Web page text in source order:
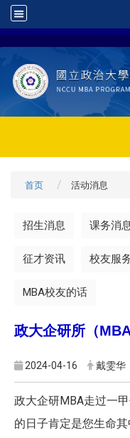
首页 活动消息
招生消息 课务消
征才资讯 校友服
MBA校友的话
政大企研所（
2024-04-16 戴雯华
政大企研MBA走过一
的日子肯定是您生命